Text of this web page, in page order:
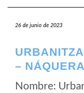
26 de junio de 2023
–
Nombre: